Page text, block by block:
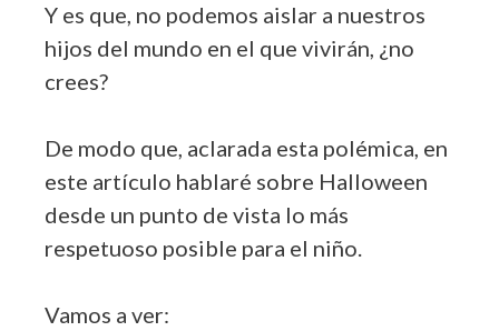
Y es que, no podemos aislar a nuestros
hijos del mundo en el que vivirán, ¿no
crees?
De modo que, aclarada esta polémica, en
este artículo hablaré sobre Halloween
desde un punto de vista lo más
respetuoso posible para el niño.
Vamos a ver: